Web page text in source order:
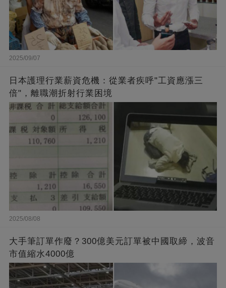
2025/09/07
日本護理行業薪資危機：從業者疾呼"工資應漲三
倍"，離職潮折射行業困境
2025/08/08
大手筆訂單作廢？300億美元訂單被中國取締，波音
市值縮水4000億